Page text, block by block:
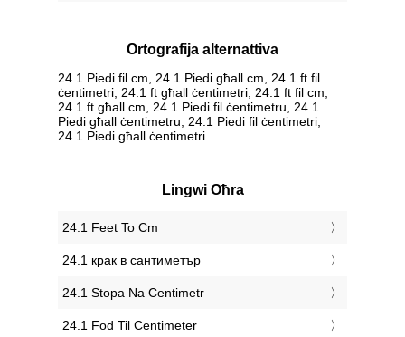
Ortografija alternattiva
24.1 Piedi fil cm, 24.1 Piedi għall cm, 24.1 ft fil
ċentimetri, 24.1 ft għall ċentimetri, 24.1 ft fil cm,
24.1 ft għall cm, 24.1 Piedi fil ċentimetru, 24.1
Piedi għall ċentimetru, 24.1 Piedi fil ċentimetri,
24.1 Piedi għall ċentimetri
Lingwi Oħra
‎24.1 Feet To Cm
‎24.1 крак в сантиметър
‎24.1 Stopa Na Centimetr
‎24.1 Fod Til Centimeter